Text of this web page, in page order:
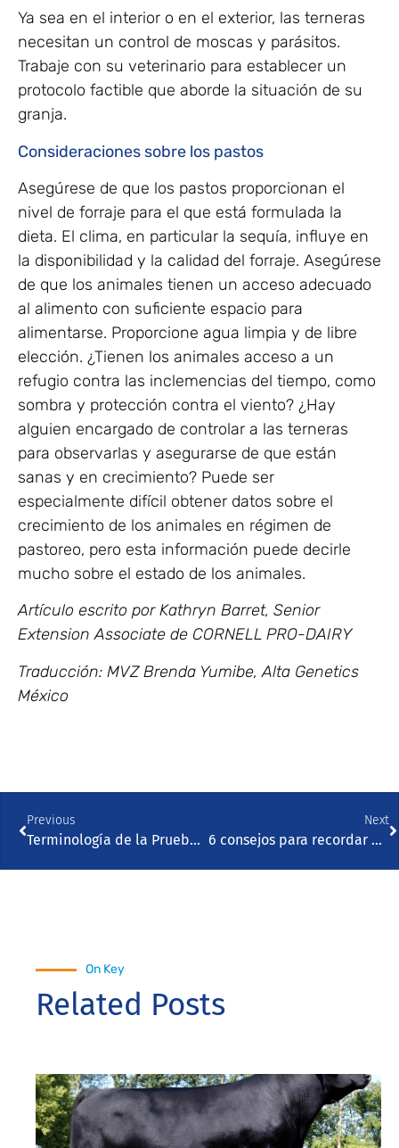
Ya sea en el interior o en el exterior, las terneras
necesitan un control de moscas y parásitos.
Trabaje con su veterinario para establecer un
protocolo factible que aborde la situación de su
granja.
Consideraciones sobre los pastos
Asegúrese de que los pastos proporcionan el
nivel de forraje para el que está formulada la
dieta. El clima, en particular la sequía, influye en
la disponibilidad y la calidad del forraje. Asegúrese
de que los animales tienen un acceso adecuado
al alimento con suficiente espacio para
alimentarse. Proporcione agua limpia y de libre
elección. ¿Tienen los animales acceso a un
refugio contra las inclemencias del tiempo, como
sombra y protección contra el viento? ¿Hay
alguien encargado de controlar a las terneras
para observarlas y asegurarse de que están
sanas y en crecimiento? Puede ser
especialmente difícil obtener datos sobre el
crecimiento de los animales en régimen de
pastoreo, pero esta información puede decirle
mucho sobre el estado de los animales.
Artículo escrito por Kathryn Barret, Senior
Extension Associate de CORNELL PRO-DAIRY
Traducción: MVZ Brenda Yumibe, Alta Genetics
México
Previous
Terminología de la Prueba explicada
Next
6 consejos para recordar antes de cosechar el ensilado de maíz
On Key
Related Posts